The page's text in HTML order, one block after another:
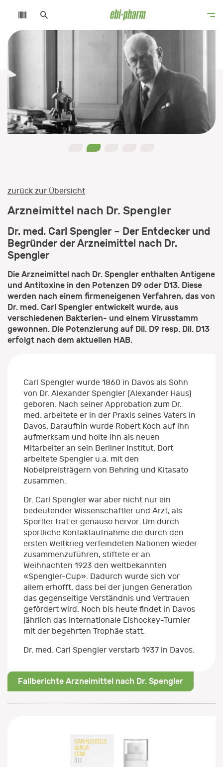
zurück zur Übersicht
Arzneimittel nach Dr. Spengler
Dr. med. Carl Spengler – Der Entdecker und
Begründer der Arzneimittel nach Dr.
Spengler
Die Arzneimittel nach Dr. Spengler enthalten Antigene
und Antitoxine in den Potenzen D9 oder D13. Diese
werden nach einem firmeneigenen Verfahren, das von
Dr. med. Carl Spengler entwickelt wurde, aus
verschiedenen Bakterien- und einem Virusstamm
gewonnen. Die Potenzierung auf Dil. D9 resp. Dil. D13
erfolgt nach dem aktuellen HAB.
Carl Spengler wurde 1860 in Davos als Sohn
von Dr. Alexander Spengler (Alexander Haus)
geboren. Nach seiner Approbation zum Dr.
med. arbeitete er in der Praxis seines Vaters in
Davos. Daraufhin wurde Robert Koch auf ihn
aufmerksam und holte ihn als neuen
Mitarbeiter an sein Berliner Institut. Dort
arbeitete Spengler u.a. mit den
Nobelpreisträgern von Behring und Kitasato
zusammen.
Dr. Carl Spengler war aber nicht nur ein
bedeutender Wissenschaftler und Arzt, als
Sportler trat er genauso hervor. Um durch
sportliche Kontaktaufnahme die durch den
ersten Weltkrieg verfeindeten Nationen wieder
zusammenzuführen, stiftete er an
Weihnachten 1923 den weltbekannten
«Spengler-Cup». Dadurch wurde sich vor
allem erhofft, dass bei der jungen Generation
das gegenseitige Verständnis und Vertrauen
gefördert wird. Noch bis heute findet in Davos
jährlich das internationale Eishockey-Turnier
mit der begehrten Trophäe statt.
Dr. med. Carl Spengler verstarb 1937 in Davos.
Fallberichte Arzneimittel nach Dr. Spengler